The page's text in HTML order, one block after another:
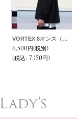
VORTEX 8オンス（MVS天竺）モックネック バルーン 長袖Tee『MADE IN JAPAN』『日本製』 / Upscape Audience
6,500円(税別)
(税込: 7,150円)
Lady's